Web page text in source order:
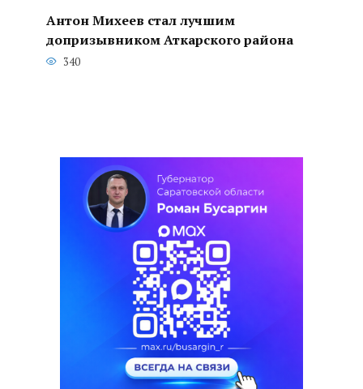
Антон Михеев стал лучшим
допризывником Аткарского района
340